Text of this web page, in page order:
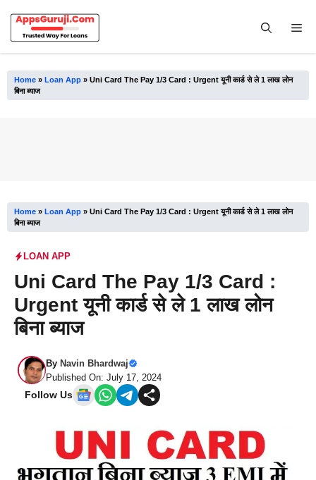
content
Home » Loan App » Uni Card The Pay 1/3 Card : Urgent यूनी कार्ड से ले 1 लाख लोन
बिना ब्याज
Home » Loan App » Uni Card The Pay 1/3 Card : Urgent यूनी कार्ड से ले 1 लाख लोन
बिना ब्याज
LOAN APP
Uni Card The Pay 1/3 Card :
Urgent यूनी कार्ड से ले 1 लाख लोन
बिना ब्याज
By Navin Bhardwaj
Published On: July 17, 2024
Follow Us